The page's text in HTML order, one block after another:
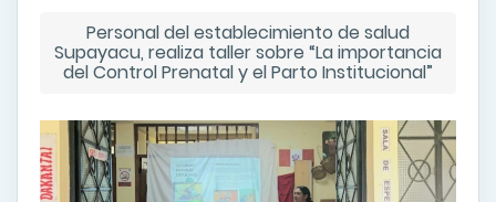
Personal del establecimiento de salud
Supayacu, realiza taller sobre “La importancia
del Control Prenatal y el Parto Institucional”